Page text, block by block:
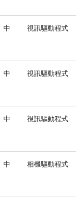
中 視訊驅動程式
中 視訊驅動程式
中 視訊驅動程式
中 相機驅動程式